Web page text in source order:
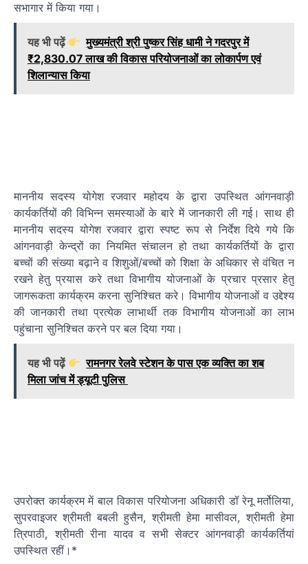
सभागार में किया गया।
यह भी पढ़ें
मुख्यमंत्री श्री पुष्कर सिंह धामी ने गदरपुर में
₹2,830.07 लाख की विकास परियोजनाओं का लोकार्पण एवं
शिलान्यास किया
माननीय सदस्य योगेश रजवार महोदय के द्वारा उपस्थित आंगनवाड़ी
कार्यकर्तियों की विभिन्न समस्याओं के बारे में जानकारी ली गई। साथ ही
माननीय सदस्य योगेश रजवार द्वारा स्पष्ट रूप से निर्देश दिये गये कि
आंगनवाड़ी केन्द्रों का नियमित संचालन हो तथा कार्यकर्तियों के द्वारा
बच्चों की संख्या बढ़ाने व शिशुओं/बच्चों को शिक्षा के अधिकार से वंचित न
रखने हेतु प्रयास करे तथा विभागीय योजनाओं के प्रचार प्रसार हेतु
जागरूकता कार्यक्रम करना सुनिश्चित करे। विभागीय योजनाओं व उद्देश्य
की जानकारी तथा प्रत्येक लाभार्थी तक विभागीय योजनाओं का लाभ
पहुंचाना सुनिश्चित करने पर बल दिया गया।
यह भी पढ़ें
रामनगर रेलवे स्टेशन के पास एक व्यक्ति का शब
मिला जांच में ड्यूटी पुलिस
उपरोक्त कार्यक्रम में बाल विकास परियोजना अधिकारी डॉ रेनू मर्तोलिया,
सुपरवाइजर श्रीमती बबली हुसैन, श्रीमती हेमा मासीवल, श्रीमती हेमा
त्रिपाठी, श्रीमती रीना यादव व सभी सेक्टर आंगनवाड़ी कार्यकर्तियां
उपस्थित रहीं।*